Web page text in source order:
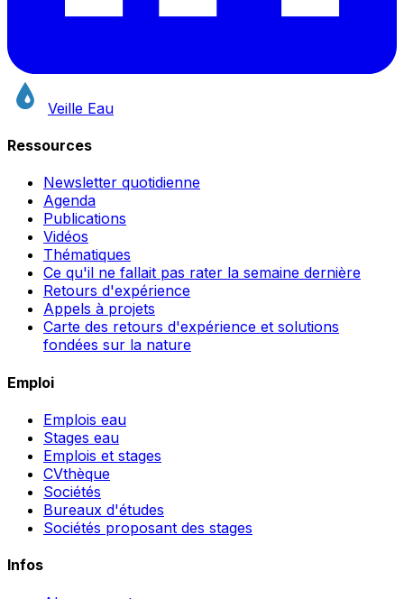
Veille Eau
Ressources
Newsletter quotidienne
Agenda
Publications
Vidéos
Thématiques
Ce qu'il ne fallait pas rater la semaine dernière
Retours d'expérience
Appels à projets
Carte des retours d'expérience et solutions
fondées sur la nature
Emploi
Emplois eau
Stages eau
Emplois et stages
CVthèque
Sociétés
Bureaux d'études
Sociétés proposant des stages
Infos